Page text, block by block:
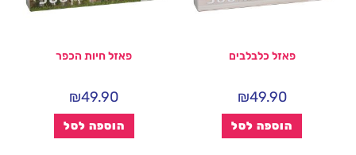
פאזל כלבלבים
₪49.90
הוספה לסל
פאזל חיות הכפר
₪49.90
הוספה לסל